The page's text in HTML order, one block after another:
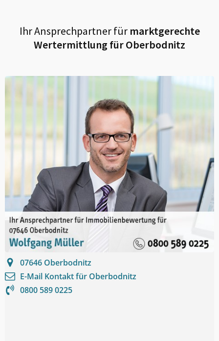
Ihr Ansprechpartner fürmarktgerechte
Wertermittlung fürOberbodnitz
07646 Oberbodnitz
E-Mail Kontakt für Oberbodnitz
0800 589 0225